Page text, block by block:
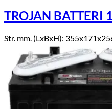
TROJAN BATTERI
Str. mm. (LxBxH):